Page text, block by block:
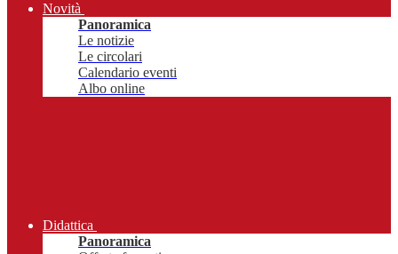
Novità
Panoramica
Le notizie
Le circolari
Calendario eventi
Albo online
Didattica
Panoramica